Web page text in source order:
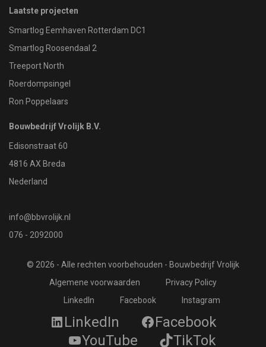
Laatste projecten
Smartlog Eemhaven Rotterdam DC1
Smartlog Roosendaal 2
Treeport North
Roerdompsingel
Ron Poppelaars
Bouwbedrijf Vrolijk B.V.
Edisonstraat 60
4816 AX Breda
Nederland
info@bbvrolijk.nl
076 - 2092000
© 2026 - Alle rechten voorbehouden - Bouwbedrijf Vrolijk
Algemene voorwaarden
Privacy Policy
LinkedIn
Facebook Instagram
LinkedIn
Facebook
YouTube
TikTok